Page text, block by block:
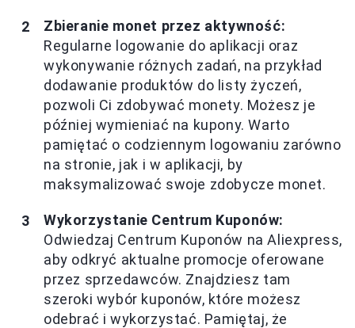
Zbieranie monet przez aktywność:
Regularne logowanie do aplikacji oraz
wykonywanie różnych zadań, na przykład
dodawanie produktów do listy życzeń,
pozwoli Ci zdobywać monety. Możesz je
później wymieniać na kupony. Warto
pamiętać o codziennym logowaniu zarówno
na stronie, jak i w aplikacji, by
maksymalizować swoje zdobycze monet.
Wykorzystanie Centrum Kuponów:
Odwiedzaj Centrum Kuponów na Aliexpress,
aby odkryć aktualne promocje oferowane
przez sprzedawców. Znajdziesz tam
szeroki wybór kuponów, które możesz
odebrać i wykorzystać. Pamiętaj, że